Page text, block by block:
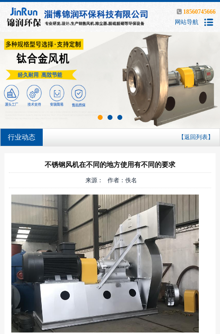
18560745666
网站导航
行业动态 【返回列表】
不锈钢风机在不同的地方使用有不同的要求
来源： 作者：佚名